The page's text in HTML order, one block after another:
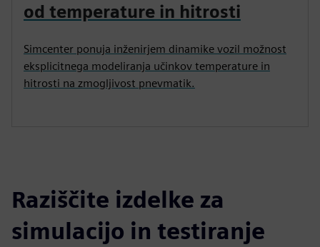
od temperature in hitrosti
Simcenter ponuja inženirjem dinamike vozil možnost
eksplicitnega modeliranja učinkov temperature in
hitrosti na zmogljivost pnevmatik.
Raziščite izdelke za
simulacijo in testiranje